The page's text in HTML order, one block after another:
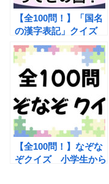
【全100問！】「国名
の漢字表記」クイズ
小学生から大人まで楽
しめる雑学クイズ
【全100問！】なぞな
ぞクイズ 小学生から